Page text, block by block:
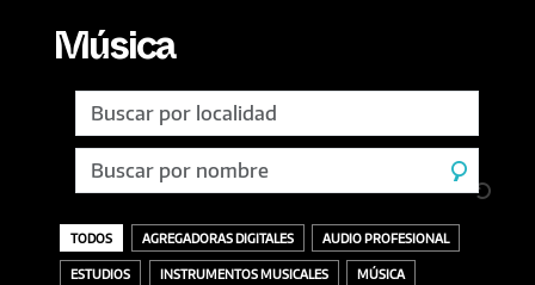
Música
TODOS AGREGADORAS DIGITALES AUDIO PROFESIONAL
ESTUDIOS INSTRUMENTOS MUSICALES MÚSICA